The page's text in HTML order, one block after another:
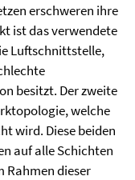
erschweren ihre
ist das verwendete
Luftschnittstelle,
besitzt. Der zweite
welche
wird. Diese beiden
auf alle Schichten
dieser